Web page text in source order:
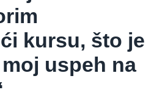
kursu, što je
uspeh na